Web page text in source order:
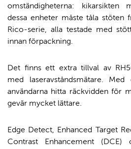
omständigheterna: kikarsikten
dessa enheter måste tåla stöten
Rico-serie, alla testade med
innan förpackning.
Det finns ett extra tillval av
med laseravståndsmätare.
användarna hitta räckvidden för
gevär mycket lättare.
Edge Detect, Enhanced Target
Contrast Enhancement (DCE)